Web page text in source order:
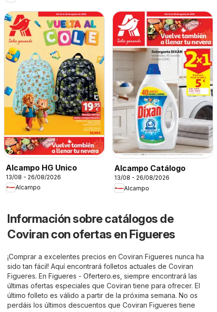
Alcampo HG Unico
13/08 - 26/08/2026
Alcampo
Alcampo Catálogo
13/08 - 26/08/2026
Alcampo
Información sobre catálogos de
Coviran con ofertas en Figueres
¡Comprar a excelentes precios en Coviran Figueres nunca ha
sido tan fácil! Aquí encontrará folletos actuales de Coviran
Figueres. En Figueres - Ofertero.es , siempre encontrará las
últimas ofertas especiales que Coviran tiene para ofrecer. El
último folleto es válido a partir de la próxima semana. No os
perdáis los últimos descuentos que Coviran Figueres tiene